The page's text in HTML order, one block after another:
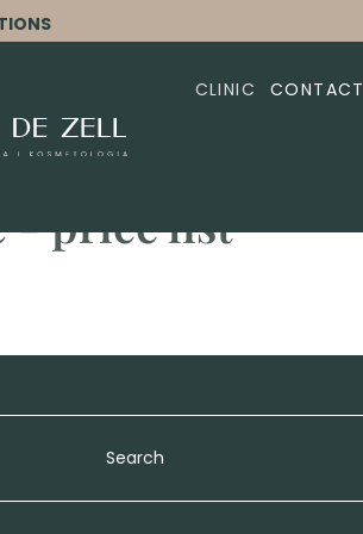
CLINIC CONTACT
- price list